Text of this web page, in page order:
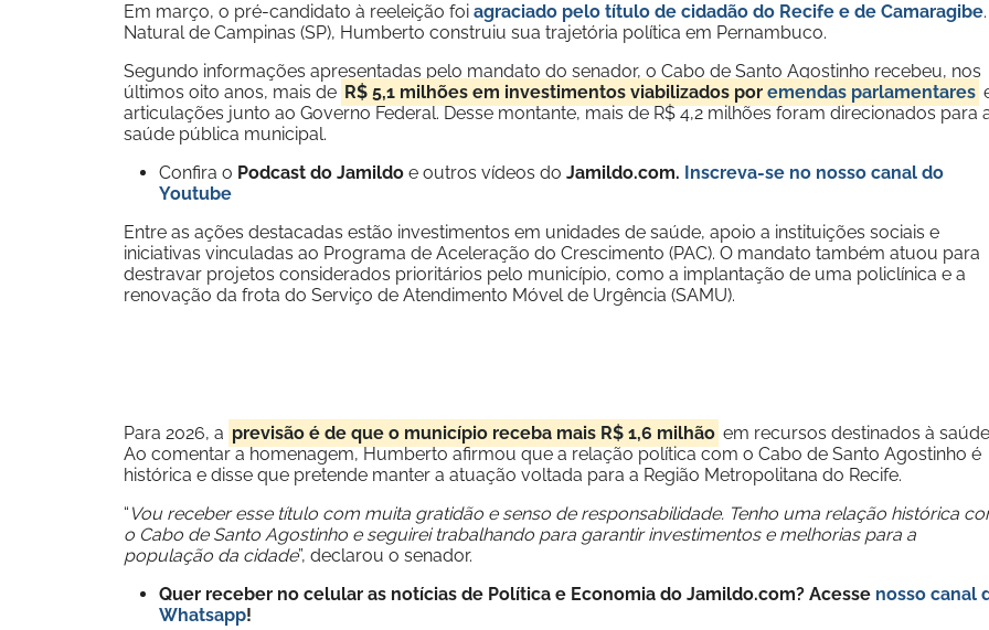
Em março, o pré-candidato à reeleição foi agraciado pelo título de cidadão do Recife e de Camaragibe.
Natural de Campinas (SP), Humberto construiu sua trajetória política em Pernambuco.
Segundo informações apresentadas pelo mandato do senador, o Cabo de Santo Agostinho recebeu, nos
últimos oito anos, mais de R$ 5,1 milhões em investimentos viabilizados por emendas parlamentares
articulações junto ao Governo Federal. Desse montante, mais de R$ 4,2 milhões foram direcionados para
saúde pública municipal.
Confira o Podcast do Jamildo e outros vídeos do Jamildo.com. Inscreva-se no nosso canal do
Youtube
Entre as ações destacadas estão investimentos em unidades de saúde, apoio a instituições sociais e
iniciativas vinculadas ao Programa de Aceleração do Crescimento (PAC). O mandato também atuou para
destravar projetos considerados prioritários pelo município, como a implantação de uma policlínica e a
renovação da frota do Serviço de Atendimento Móvel de Urgência (SAMU).
Para 2026, a previsão é de que o município receba mais R$ 1,6 milhão em recursos destinados à
Ao comentar a homenagem, Humberto afirmou que a relação política com o Cabo de Santo Agostinho é
histórica e disse que pretende manter a atuação voltada para a Região Metropolitana do Recife.
“ Vou receber esse título com muita gratidão e senso de responsabilidade. Tenho uma relação histórica
o Cabo de Santo Agostinho e seguirei trabalhando para garantir investimentos e melhorias para a
população da cidade”, declarou o senador.
Quer receber no celular as notícias de Política e Economia do Jamildo.com? Acesse nosso canal
Whatsapp!